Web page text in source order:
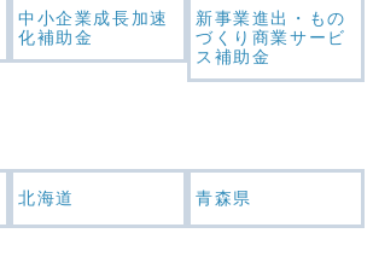
中小企業成長加速
化補助金
新事業進出・もの
づくり商業サービ
ス補助金
北海道 青森県